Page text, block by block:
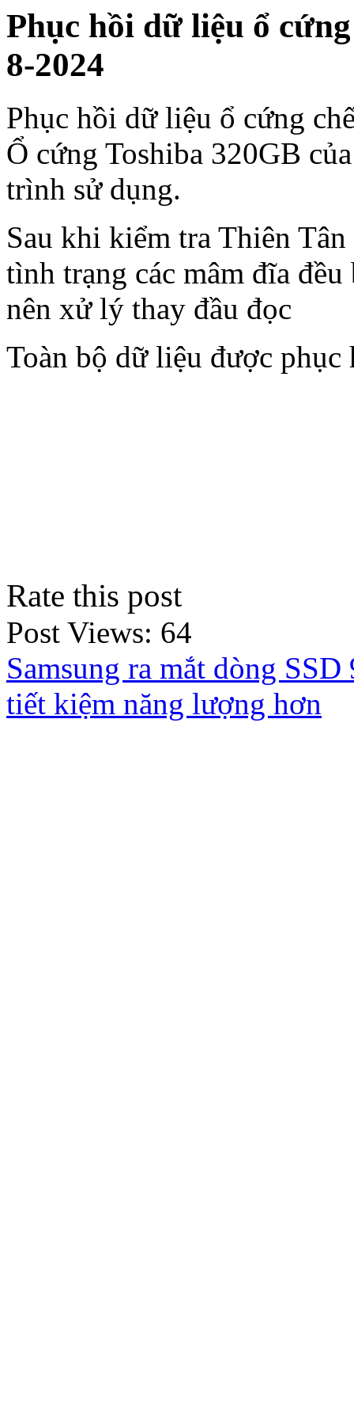
Phục hồi dữ liệu ổ
8-2024
Phục hồi dữ liệu ổ cứng
Ổ cứng Toshiba 320GB
trình sử dụng.
Sau khi kiểm tra Thiên
tình trạng các mâm đĩa
nên xử lý thay đầu đọc
Toàn bộ dữ liệu được phục
Rate this post
Post Views: 64
Samsung ra mắt dòng
tiết kiệm năng lượng hơn